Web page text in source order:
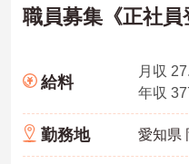
職員募集《正社員
給料
年収
勤務地